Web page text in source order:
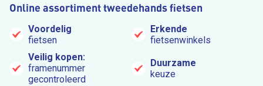
Online assortiment tweedehands fietsen
Voordelig
fietsen
Erkende
fietsenwinkels
Veilig kopen:
framenummer
gecontroleerd
Duurzame
keuze